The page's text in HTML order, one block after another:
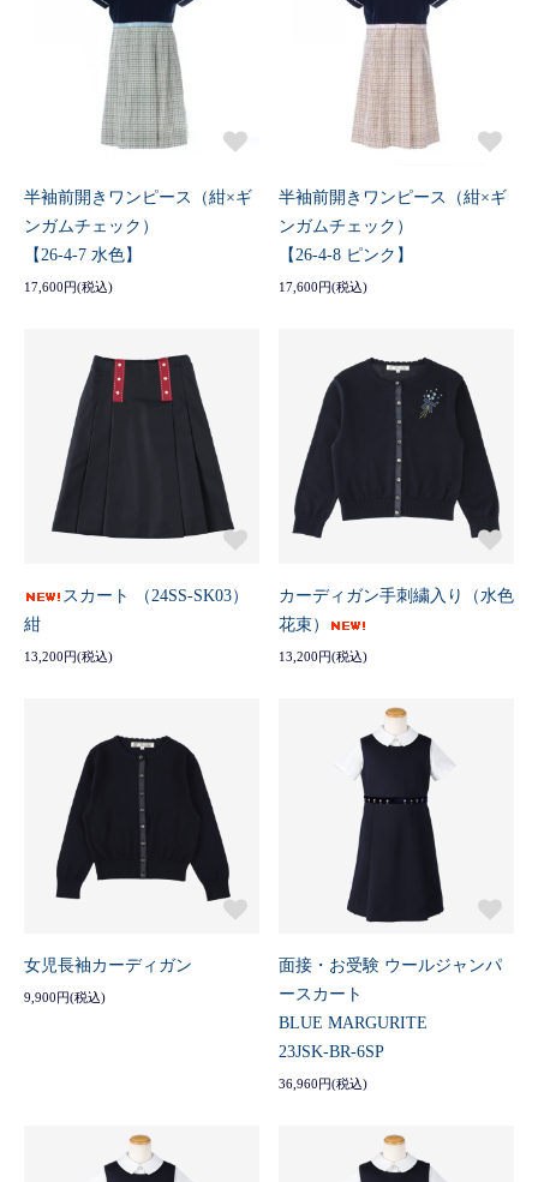
半袖前開きワンピース（紺×ギ
ンガムチェック）
【26-4-7 水色】
17,600円(税込)
半袖前開きワンピース（紺×ギ
ンガムチェック）
【26-4-8 ピンク】
17,600円(税込)
スカート （24SS-SK03）
紺
13,200円(税込)
カーディガン手刺繍入り（水色
花束）
13,200円(税込)
女児長袖カーディガン
9,900円(税込)
面接・お受験 ウールジャンパ
ースカート
BLUE MARGURITE
23JSK-BR-6SP
36,960円(税込)